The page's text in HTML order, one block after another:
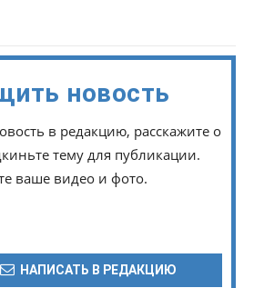
новость
в редакцию, расскажите о
тему для публикации.
ваше видео и фото.
НАПИСАТЬ В РЕДАКЦИЮ